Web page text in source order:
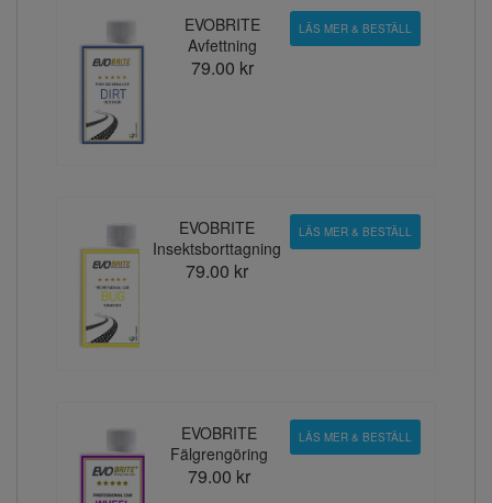
EVOBRITE
Avfettning
79.00 kr
LÄS MER & BESTÄLL
EVOBRITE
Insektsborttagning
79.00 kr
LÄS MER & BESTÄLL
EVOBRITE
Fälgrengöring
79.00 kr
LÄS MER & BESTÄLL